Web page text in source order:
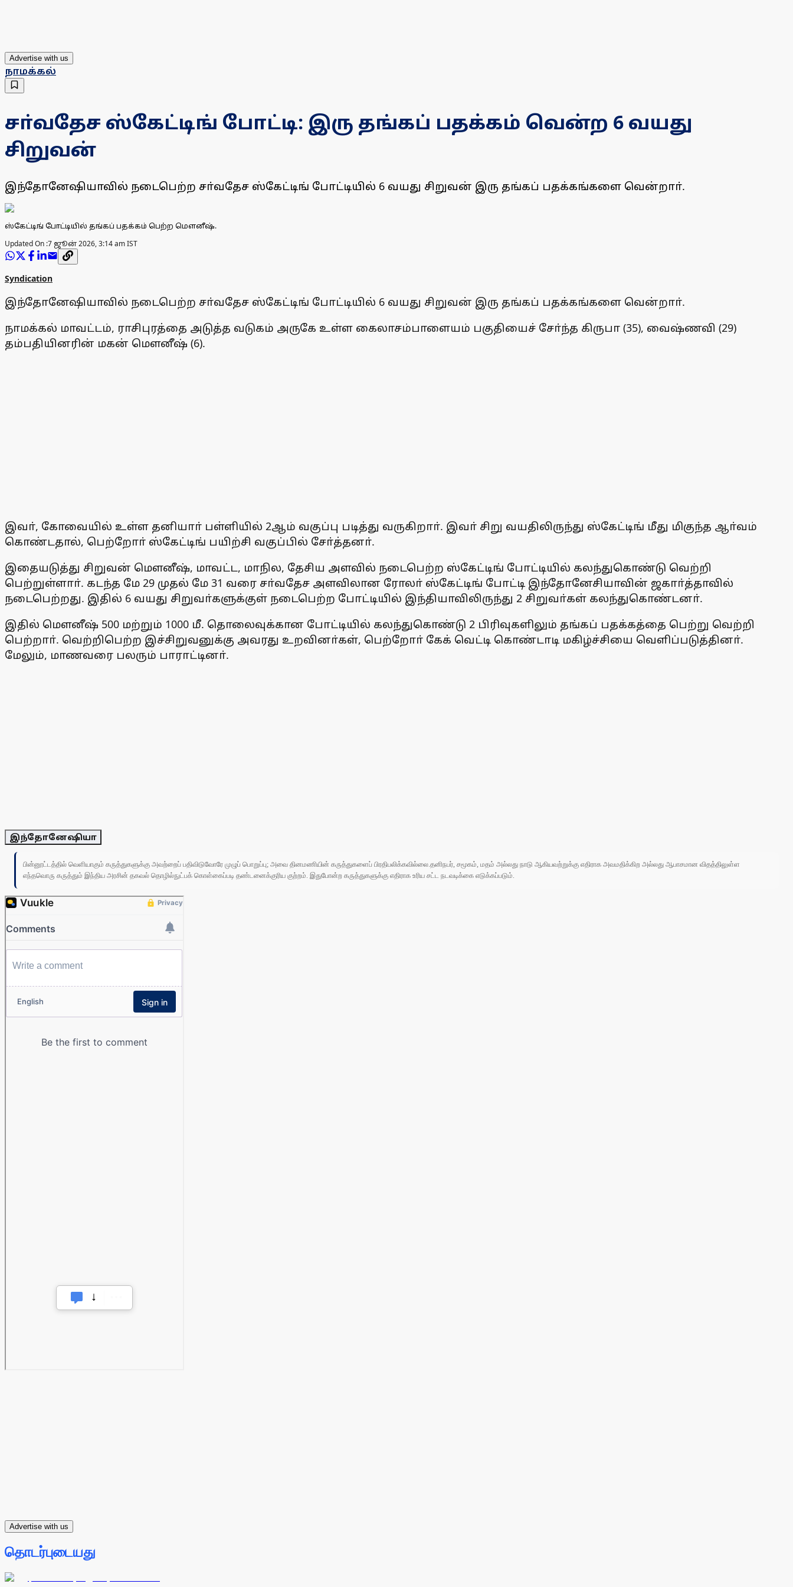
Advertise with us
நாமக்கல்
சா்வதேச ஸ்கேட்டிங் போட்டி: இரு தங்கப் பதக்கம் வென்ற 6 வயது
சிறுவன்
இந்தோனேஷியாவில் நடைபெற்ற சா்வதேச ஸ்கேட்டிங் போட்டியில் 6 வயது சிறுவன் இரு தங்கப் பதக்கங்களை வென்றாா்.
ஸ்கேட்டிங் போட்டியில் தங்கப் பதக்கம் பெற்ற மெளனீஷ்.
Updated On :7 ஜூன் 2026, 3:14 am IST
Syndication
இந்தோனேஷியாவில் நடைபெற்ற சா்வதேச ஸ்கேட்டிங் போட்டியில் 6 வயது சிறுவன் இரு தங்கப் பதக்கங்களை வென்றாா்.
நாமக்கல் மாவட்டம், ராசிபுரத்தை அடுத்த வடுகம் அருகே உள்ள கைலாசம்பாளையம் பகுதியைச் சோ்ந்த கிருபா (35), வைஷ்ணவி (29)
தம்பதியினரின் மகன் மௌனீஷ் (6).
இவா், கோவையில் உள்ள தனியாா் பள்ளியில் 2ஆம் வகுப்பு படித்து வருகிறாா். இவா் சிறு வயதிலிருந்து ஸ்கேட்டிங் மீது மிகுந்த ஆா்வம்
கொண்டதால், பெற்றோா் ஸ்கேட்டிங் பயிற்சி வகுப்பில் சோ்த்தனா்.
இதையடுத்து சிறுவன் மௌனீஷ், மாவட்ட, மாநில, தேசிய அளவில் நடைபெற்ற ஸ்கேட்டிங் போட்டியில் கலந்துகொண்டு வெற்றி
பெற்றுள்ளாா். கடந்த மே 29 முதல் மே 31 வரை சா்வதேச அளவிலான ரோலா் ஸ்கேட்டிங் போட்டி இந்தோனேசியாவின் ஜகாா்த்தாவில்
நடைபெற்றது. இதில் 6 வயது சிறுவா்களுக்குள் நடைபெற்ற போட்டியில் இந்தியாவிலிருந்து 2 சிறுவா்கள் கலந்துகொண்டனா்.
இதில் மௌனீஷ் 500 மற்றும் 1000 மீ. தொலைவுக்கான போட்டியில் கலந்துகொண்டு 2 பிரிவுகளிலும் தங்கப் பதக்கத்தை பெற்று வெற்றி
பெற்றாா். வெற்றிபெற்ற இச்சிறுவனுக்கு அவரது உறவினா்கள், பெற்றோா் கேக் வெட்டி கொண்டாடி மகிழ்ச்சியை வெளிப்படுத்தினா்.
மேலும், மாணவரை பலரும் பாராட்டினா்.
இந்தோனேஷியா
பின்னூட்டத்தில் வெளியாகும் கருத்துகளுக்கு அவற்றைப் பதிவிடுவோரே முழுப் பொறுப்பு; அவை தினமணியின் கருத்துகளைப் பிரதிபலிக்கவில்லை.தனிநபர், சமூகம், மதம் அல்லது நாடு ஆகியவற்றுக்கு எதிராக அவமதிக்கிற அல்லது ஆபாசமான விதத்திலுள்ள
எந்தவொரு கருத்தும் இந்திய அரசின் தகவல் தொழில்நுட்பக் கொள்கைப்படி தண்டனைக்குரிய குற்றம். இதுபோன்ற கருத்துகளுக்கு எதிராக உரிய சட்ட நடவடிக்கை எடுக்கப்படும்.
Advertise with us
தொடர்புடையது